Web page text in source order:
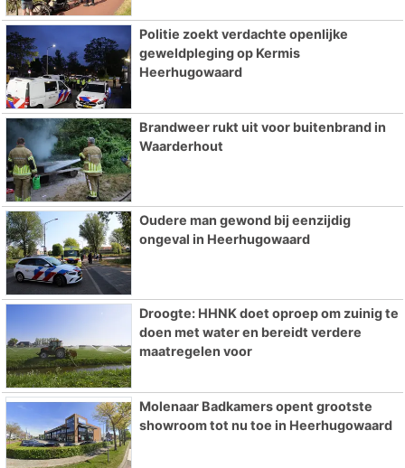
Politie zoekt verdachte openlijke
geweldpleging op Kermis
Heerhugowaard
Brandweer rukt uit voor buitenbrand in
Waarderhout
Oudere man gewond bij eenzijdig
ongeval in Heerhugowaard
Droogte: HHNK doet oproep om zuinig te
doen met water en bereidt verdere
maatregelen voor
Molenaar Badkamers opent grootste
showroom tot nu toe in Heerhugowaard